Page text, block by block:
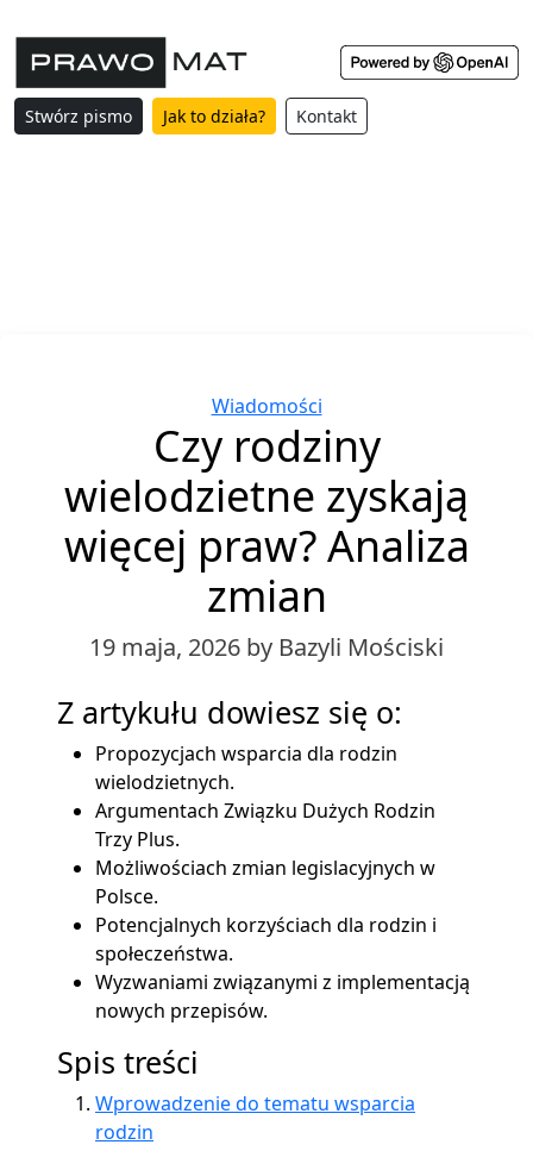
Stwórz pismo Jak to działa? Kontakt
Categories
Wiadomości
Czy rodziny
wielodzietne zyskają
więcej praw? Analiza
zmian
19 maja, 2026 by Bazyli Mościski
Z artykułu dowiesz się o:
Propozycjach wsparcia dla rodzin
wielodzietnych.
Argumentach Związku Dużych Rodzin
Trzy Plus.
Możliwościach zmian legislacyjnych w
Polsce.
Potencjalnych korzyściach dla rodzin i
społeczeństwa.
Wyzwaniami związanymi z implementacją
nowych przepisów.
Spis treści
Wprowadzenie do tematu wsparcia
rodzin